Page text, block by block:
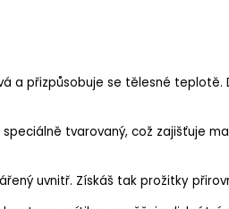
a přizpůsobuje se tělesné teplotě.
tvarovaný, což zajišťuje
uvnitř. Získáš tak prožitky